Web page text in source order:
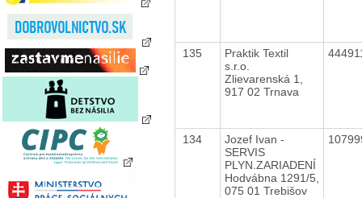
135
Praktik Textil
s.r.o.
Zlievarenská 1,
917 02 Trnava
134
Jozef Ivan -
SERVIS
PLYN.ZARIADENÍ
Hodvábna 1291/5,
075 01 Trebišov